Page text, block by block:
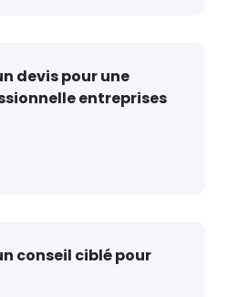
devis pour une
entreprises
conseil ciblé pour